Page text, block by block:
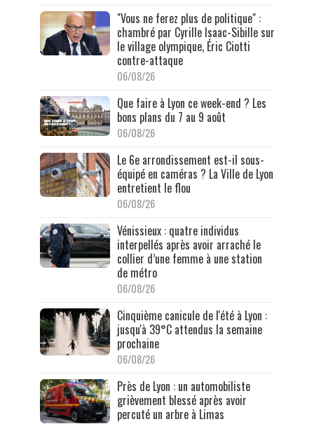
"Vous ne ferez plus de politique" :
chambré par Cyrille Isaac-Sibille sur
le village olympique, Éric Ciotti
contre-attaque
06/08/26
Que faire à Lyon ce week-end ? Les
bons plans du 7 au 9 août
06/08/26
Le 6e arrondissement est-il sous-
équipé en caméras ? La Ville de Lyon
entretient le flou
06/08/26
Vénissieux : quatre individus
interpellés après avoir arraché le
collier d’une femme à une station
de métro
06/08/26
Cinquième canicule de l'été à Lyon :
jusqu'à 39°C attendus la semaine
prochaine
06/08/26
Près de Lyon : un automobiliste
grièvement blessé après avoir
percuté un arbre à Limas